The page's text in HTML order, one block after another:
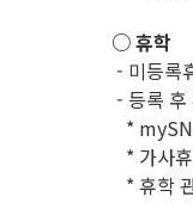
○ 휴학
- 미등록
- 등록
*
* 가사
* 휴학